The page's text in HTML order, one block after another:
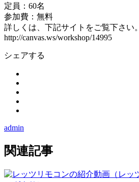
定員：60名
参加費：無料
詳しくは、下記サイトをご覧下さい。
http://canvas.ws/workshop/14995
シェアする
admin
関連記事